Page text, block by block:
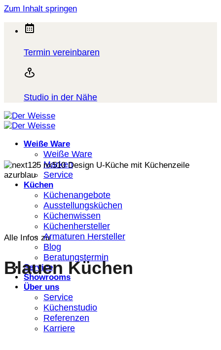
Zum Inhalt springen
Termin vereinbaren
Studio in der Nähe
Weiße Ware
Weiße Ware
Marken
Service
Küchen
Küchenangebote
Ausstellungsküchen
Küchenwissen
Küchenhersteller
Armaturen Hersteller
Blog
Beratungstermin
Service
Showrooms
Über uns
Service
Küchenstudio
Referenzen
Karriere
Alle Infos zu
Blauen Küchen